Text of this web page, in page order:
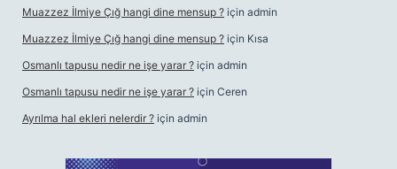
Muazzez İlmiye Çığ hangi dine mensup ? için admin
Muazzez İlmiye Çığ hangi dine mensup ? için Kısa
Osmanlı tapusu nedir ne işe yarar ? için admin
Osmanlı tapusu nedir ne işe yarar ? için Ceren
Ayrılma hal ekleri nelerdir ? için admin